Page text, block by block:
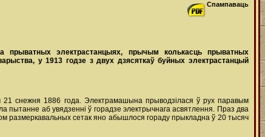
Спампаваць
прыватных электрастанцыях, прычым колькасць прыватных
у 1913 годзе з двух дзясяткаў буйных электрастанцый
21 снежня 1886 года. Электрамашына прыводзілася ў рух паравым
пытанне аб увядзенні ў горадзе электрычнага асвятлення. Праз два
размеркавальных сетак яно абышлося гораду прыкладна ў 20 тысяч